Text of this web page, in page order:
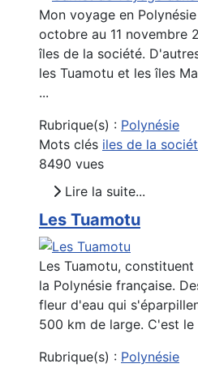
Mon voyage en
octobre au 11 novembre
îles de la société.
les Tuamotu et les îles
...
Rubrique(s) : Polynésie
Mots clés iles de la
8490 vues
Lire la suite...
Les Tuamotu
Les Tuamotu,
la Polynésie française.
fleur d'eau qui
500 km de large. C'est
Rubrique(s) : Polynésie